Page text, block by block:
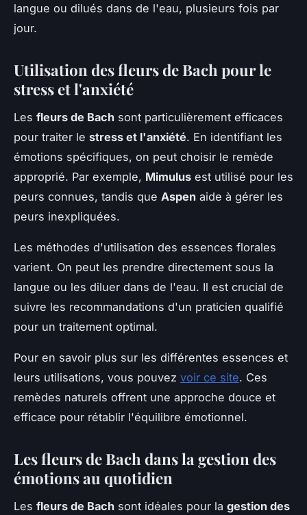
langue ou dilués dans de l'eau, plusieurs fois par
jour.
Utilisation des fleurs de Bach pour le
stress et l'anxiété
Les fleurs de Bach sont particulièrement efficaces
pour traiter le stress et l'anxiété. En identifiant les
émotions spécifiques, on peut choisir le remède
approprié. Par exemple, Mimulus est utilisé pour les
peurs connues, tandis que Aspen aide à gérer les
peurs inexpliquées.
Les méthodes d'utilisation des essences florales
varient. On peut les prendre directement sous la
langue ou les diluer dans de l'eau. Il est crucial de
suivre les recommandations d'un praticien qualifié
pour un traitement optimal.
Pour en savoir plus sur les différentes essences et
leurs utilisations, vous pouvez voir ce site. Ces
remèdes naturels offrent une approche douce et
efficace pour rétablir l'équilibre émotionnel.
Les fleurs de Bach dans la gestion des
émotions au quotidien
Les fleurs de Bach sont idéales pour la gestion des